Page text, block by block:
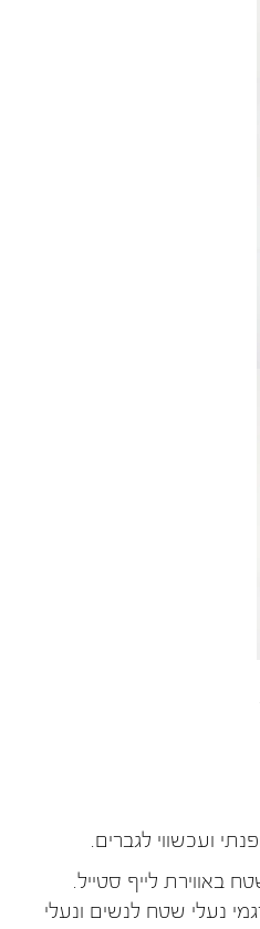
ועכשווי לגברים.
באווירת לייף סטייל.
נעלי שטח לנשים ונעלי